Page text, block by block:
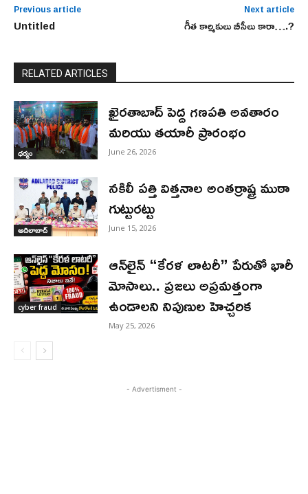
Previous article
Untitled
Next article
గీత కార్మికులు బీసీలు కారా….?
RELATED ARTICLES
ధర్మం
ఖైరతాబాద్ పెద్ద గణపతి అవతారం
మరియు తయారీ ప్రారంభం
June 26, 2026
ఆదిలాబాద్
నకిలీ పత్తి విత్తనాల అంతర్రాష్ట్ర ముఠా
గుట్టురట్టు
June 15, 2026
cyber fraud
ఆన్‌లైన్ “కేరళ లాటరీ” పేరుతో భారీ
మోసాలు.. ప్రజలు అప్రమత్తంగా
ఉండాలని నిపుణుల హెచ్చరిక
May 25, 2026
- Advertisment -